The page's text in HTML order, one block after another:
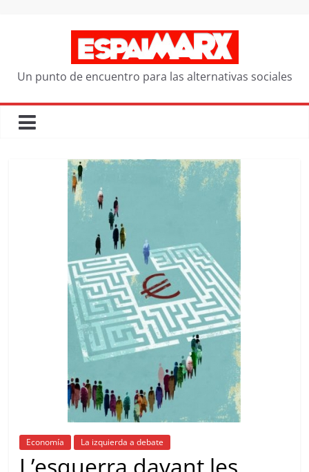
Un punto de encuentro para las alternativas sociales
Economía La izquierda a debate